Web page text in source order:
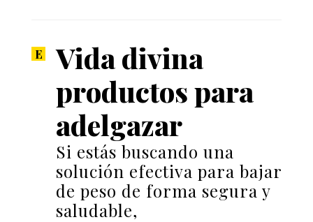
Vida divina
productos para
adelgazar
Si estás buscando una
solución efectiva para bajar
de peso de forma segura y
saludable,